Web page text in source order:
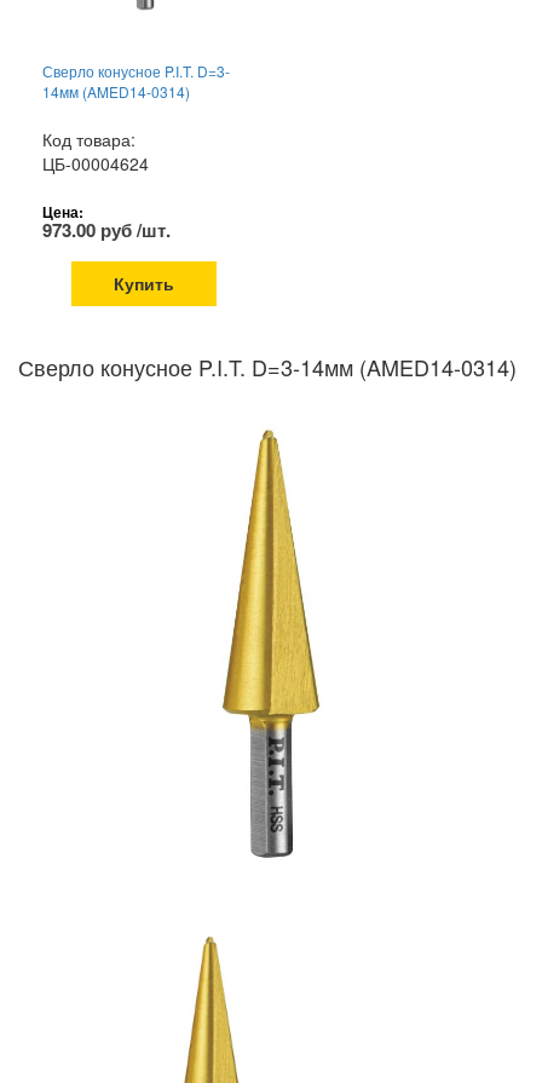
Сверло конусное P.I.T. D=3-
14мм (AMED14-0314)
Код товара:
ЦБ-00004624
Цена:
973.00 руб /шт.
Купить
Сверло конусное P.I.T. D=3-14мм (AMED14-0314)